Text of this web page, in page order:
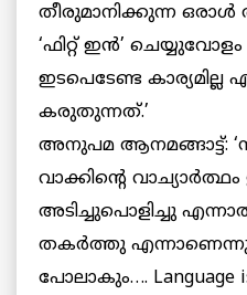
തീരുമാനിക്കുന്ന ഒരാള്‍
‘ഫിറ്റ് ഇന്‍’
ഇടപെടേണ്ട
കരുതുന്നത്.’
അനുപമ ആനമങ്ങാട്ട്:
വാക്കിന്റെ
അടിച്ചുപൊളിച്ചു
തകര്‍ത്തു എന്നാണെന്നു
പോലാകും…. Language is